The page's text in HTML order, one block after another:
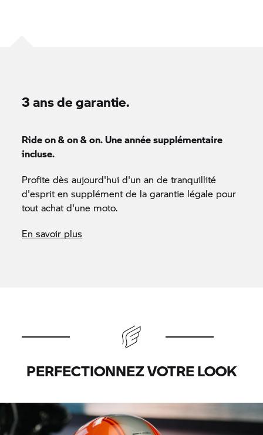
3 ans de garantie.
Ride on & on & on. Une année supplémentaire
incluse.
Profite dès aujourd'hui d'un an de tranquillité
d'esprit en supplément de la garantie légale pour
tout achat d'une moto.
En savoir plus
PERFECTIONNEZ VOTRE LOOK